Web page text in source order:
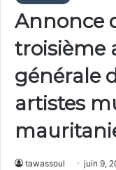
Annonce
troisième
générale
artistes
tawassoul juin 9,